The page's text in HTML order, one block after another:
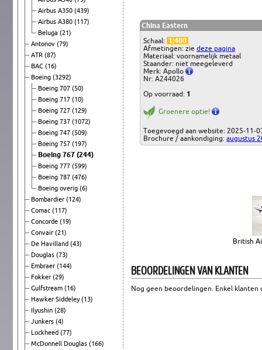
Airbus A350 (439)
Airbus A380 (117)
Beluga (21)
Antonov (79)
ATR (87)
BAC (16)
Boeing (3292)
Boeing 707 (50)
Boeing 717 (10)
Boeing 727 (129)
Boeing 737 (1072)
Boeing 747 (509)
Boeing 757 (197)
Boeing 767 (244)
Boeing 777 (599)
Boeing 787 (476)
Boeing overig (6)
Bombardier (124)
Comac (117)
Concorde (19)
Convair (21)
De Havilland (43)
Douglas (73)
Embraer (144)
Fokker (29)
Gulfstream (16)
Hawker Siddeley(13)
Ilyushin (28)
Junkers (4)
Lockheed (77)
McDonnell Douglas (166)
China Eastern
Schaal: 1:400
Afmetingen: zie deze pagina
Materiaal: voornamelijk metaal
Staander: niet meegeleverd
Merk: Apollo
Nr: A244026
Op voorraad: 1
Groenere optie!
Toegevoegd aan website: 2025-11-
Brochure / aankondiging: augustus
British
BEOORDELINGEN VAN KLANTEN
Nog geen beoordelingen. Enkel